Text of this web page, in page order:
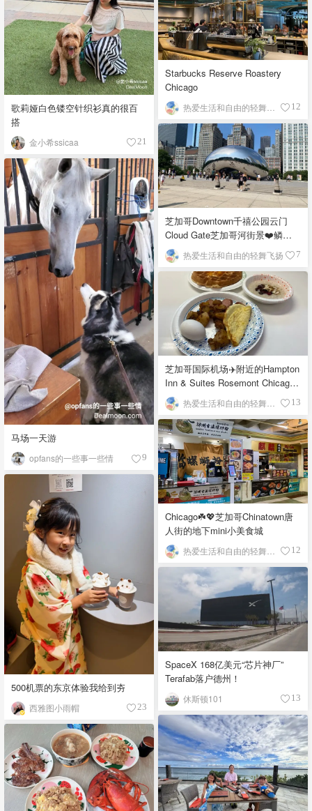
歌莉娅白色镂空针织衫真的很百
搭
金小希ssicaa 21
Starbucks Reserve Roastery
Chicago
12
芝加哥Downtown千禧公园云门
Cloud Gate芝加哥河街景❤️鳞次
栉比的高楼
热爱生活和自由的轻舞飞扬 7
马场一天游
opfans的一些事一些情 9
芝加哥国际机场✈️附近的Hampton
Inn & Suites Rosemont Chicago
O'Hare自助早餐
13
Chicago☘️💖芝加哥Chinatown唐
人街的地下mini小美食城
12
500机票的东京体验我给到夯
西雅图小雨帽 23
SpaceX 168亿美元“芯片神厂”
Terafab落户德州！
休斯顿101 13